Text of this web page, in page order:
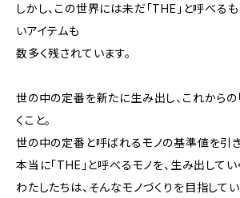
しかし、この世界には未だ「THE」と呼べる
いアイテムも
数多く残されています。
世の中の定番を新たに生み出し、これからの
くこと。
世の中の定番と呼ばれるモノの基準値を引き
本当に「THE」と呼べるモノを、生み出してい
わたしたちは、そんなモノづくりを目指してい